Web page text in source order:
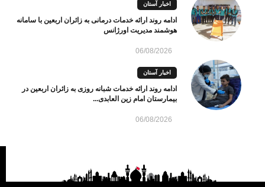
اخبار آستان
ادامه روند ارائه خدمات درمانی به زائران اربعین با سامانه
هوشمند مدیریت اورژانس
06/08/2026
اخبار آستان
ادامه روند ارائه خدمات شبانه روزی به زائران اربعین در
بیمارستان امام زین العابدی...
06/08/2026